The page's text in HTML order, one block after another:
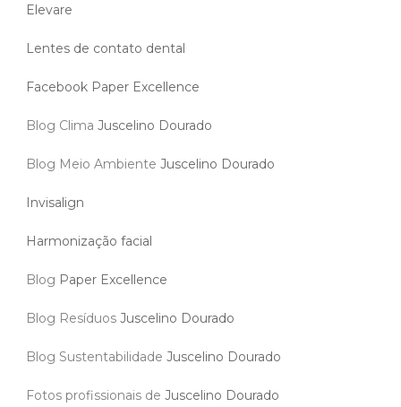
Elevare
Lentes de contato dental
Facebook Paper Excellence
Blog Clima Juscelino Dourado
Blog Meio Ambiente Juscelino Dourado
Invisalign
Harmonização facial
Blog Paper Excellence
Blog Resíduos Juscelino Dourado
Blog Sustentabilidade Juscelino Dourado
Fotos profissionais de Juscelino Dourado